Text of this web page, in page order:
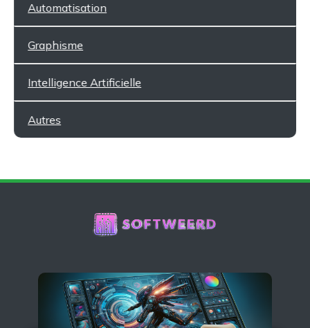
Automatisation
Graphisme
Intelligence Artificielle
Autres